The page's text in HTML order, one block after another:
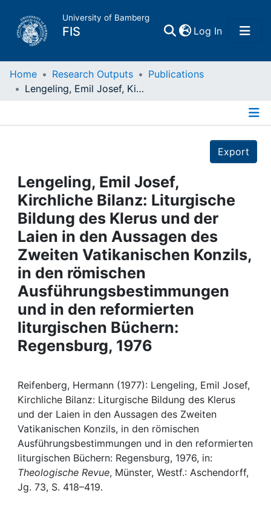
University of Bamberg
FIS Log In(current)
Home
Projects
People
Institutions
Awards
My FIS
Help
Home Research Outputs
Publications
Lengeling, Emil Josef, Kirchliche Bilanz: Liturgische Bildung des Klerus und der Laien in den Aussagen des Zweiten Vatikanischen Konzils, in den römischen Ausführungsbestimmungen und in den reformierten liturgischen Büchern: Regensburg, 1976
Export
Lengeling, Emil Josef,
Kirchliche Bilanz: Liturgische
Bildung des Klerus und der
Laien in den Aussagen des
Zweiten Vatikanischen Konzils,
in den römischen
Ausführungsbestimmungen
und in den reformierten
liturgischen Büchern:
Regensburg, 1976
Reifenberg, Hermann (1977): Lengeling, Emil Josef,
Kirchliche Bilanz: Liturgische Bildung des Klerus
und der Laien in den Aussagen des Zweiten
Vatikanischen Konzils, in den römischen
Ausführungsbestimmungen und in den reformierten
liturgischen Büchern: Regensburg, 1976, in:
Theologische Revue, Münster, Westf.: Aschendorff,
Jg. 73, S. 418–419.